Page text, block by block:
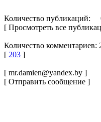
Количество публикаций:
[ Просмотреть все
Количество комментариев:
[ 203 ]
[ mr.damien@yandex.by ]
[ Отправить сообщение ]